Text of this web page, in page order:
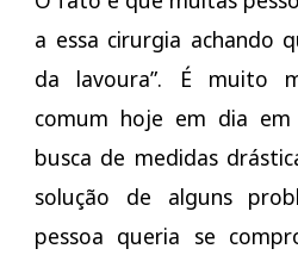
a essa cirurgia achando
da lavoura”. É muito
comum hoje em dia em
busca de medidas
solução de alguns
pessoa queria se